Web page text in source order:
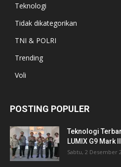
Teknologi
Tidak dikategorikan
TNI & POLRI
Trending
Voli
POSTING POPULER
Teknologi
LUMIX G9 Mark
Sabtu, 2 Desember